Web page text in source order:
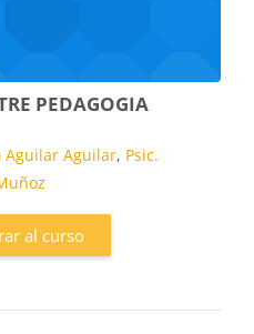
PEDAGOGIA
Aguilar Aguilar, Psic.
al curso